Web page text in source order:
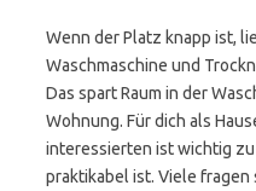
Wenn der Platz knapp ist,
Waschmaschine und
Das spart Raum in der
Wohnung. Für dich als
interessierten ist wichtig zu
praktikabel ist. Viele fragen